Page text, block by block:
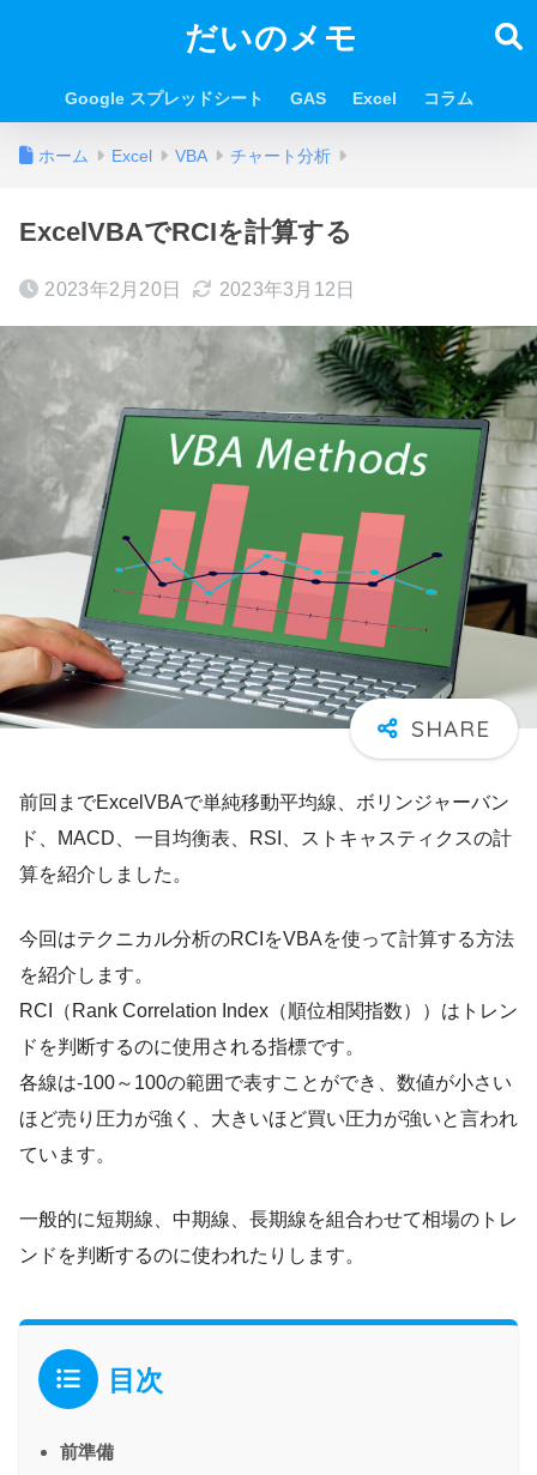
だいのメモ
Google スプレッドシート GAS Excel コラム
ホーム Excel VBA チャート分析
ExcelVBAでRCIを計算する
2023年2月20日 2023年3月12日
前回までExcelVBAで単純移動平均線、ボリンジャーバン
ド、MACD、一目均衡表、RSI、ストキャスティクスの計
算を紹介しました。
今回はテクニカル分析のRCIをVBAを使って計算する方法
を紹介します。
RCI（Rank Correlation Index（順位相関指数））はトレン
ドを判断するのに使用される指標です。
各線は-100～100の範囲で表すことができ、数値が小さい
ほど売り圧力が強く、大きいほど買い圧力が強いと言われ
ています。
一般的に短期線、中期線、長期線を組合わせて相場のトレ
ンドを判断するのに使われたりします。
目次
前準備